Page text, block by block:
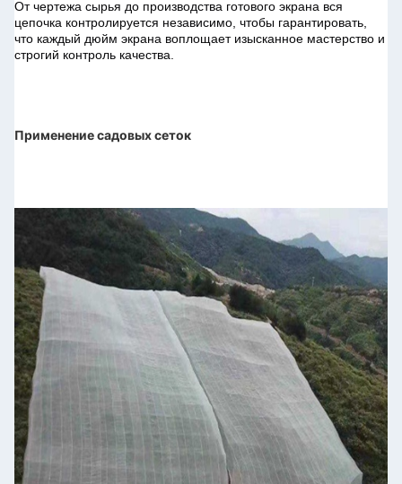
От чертежа сырья до производства готового экрана вся
цепочка контролируется независимо, чтобы гарантировать,
что каждый дюйм экрана воплощает изысканное мастерство и
строгий контроль качества.
Применение садовых сеток